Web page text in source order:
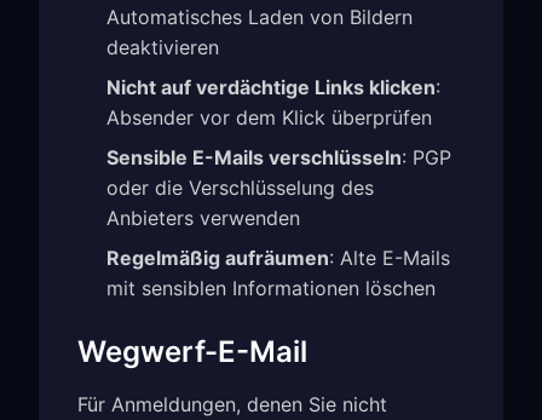
Automatisches Laden von Bildern
deaktivieren
Nicht auf verdächtige Links klicken:
Absender vor dem Klick überprüfen
Sensible E-Mails verschlüsseln: PGP
oder die Verschlüsselung des
Anbieters verwenden
Regelmäßig aufräumen: Alte E-Mails
mit sensiblen Informationen löschen
Wegwerf-E-Mail
Für Anmeldungen, denen Sie nicht